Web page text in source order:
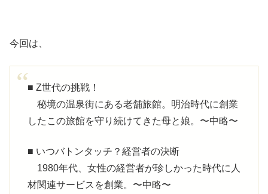
今回は、
■ Z世代の挑戦！
秘境の温泉街にある老舗旅館。明治時代に創業
したこの旅館を守り続けてきた母と娘。〜中略〜
■ いつバトンタッチ？経営者の決断
1980年代、女性の経営者が珍しかった時代に人
材関連サービスを創業。〜中略〜